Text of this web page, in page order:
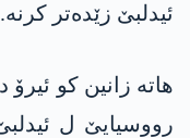
ئیدلبێ زێدەتر کرنە.
ھاتە زانین کو
رووسیایێ ل